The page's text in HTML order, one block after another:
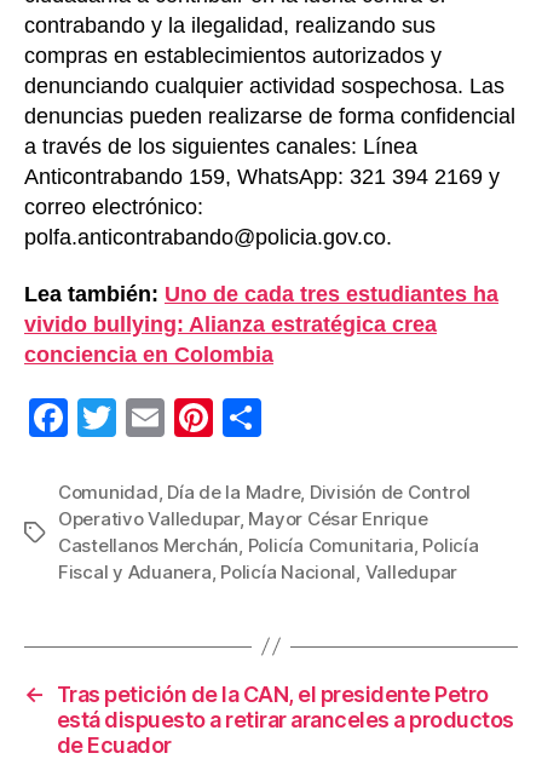
contrabando y la ilegalidad, realizando sus
compras en establecimientos autorizados y
denunciando cualquier actividad sospechosa. Las
denuncias pueden realizarse de forma confidencial
a través de los siguientes canales: Línea
Anticontrabando 159, WhatsApp: 321 394 2169 y
correo electrónico:
polfa.anticontrabando@policia.gov.co.
Lea también: Uno de cada tres estudiantes ha
vivido bullying: Alianza estratégica crea
conciencia en Colombia
F
c
e
b
o
k
T
tt
er
E
ail
Pi
er
e
st
m
p
ar
Etiquetas
Comunidad Día de la Madre, División de Control
Operativo Valledupar, Mayor César Enrique
Castellanos Merchán Policía Comunitaria Policía
Fiscal y Aduanera Policía Nacional Valledupar
←
Tras petición de la CAN, el presidente Petro
está dispuesto a retirar aranceles a productos
de Ecuador